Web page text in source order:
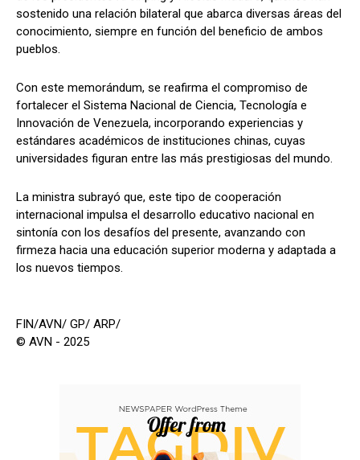
sostenido una relación bilateral que abarca diversas áreas del
conocimiento, siempre en función del beneficio de ambos
pueblos.
Con este memorándum, se reafirma el compromiso de
fortalecer el Sistema Nacional de Ciencia, Tecnología e
Innovación de Venezuela, incorporando experiencias y
estándares académicos de instituciones chinas, cuyas
universidades figuran entre las más prestigiosas del mundo.
La ministra subrayó que, este tipo de cooperación
internacional impulsa el desarrollo educativo nacional en
sintonía con los desafíos del presente, avanzando con
firmeza hacia una educación superior moderna y adaptada a
los nuevos tiempos.
FIN/AVN/ GP/ ARP/
© AVN - 2025